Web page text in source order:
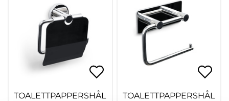
TOALETTPAPPERSHÅL
TOALETTPAPPERSHÅL